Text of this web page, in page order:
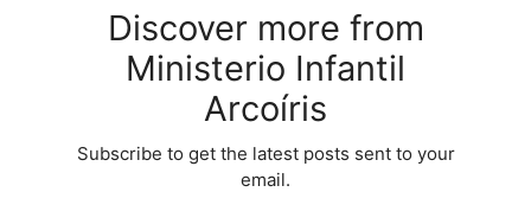
Discover more from
Ministerio Infantil
Arcoíris
Subscribe to get the latest posts sent to your
email.